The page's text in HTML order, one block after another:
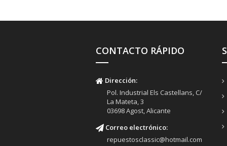
CONTACTO RÁPIDO
Dirección:
Pol. Industrial Els Castellans, C/
La Mateta, 3
03698 Agost, Alicante
Correo electrónico:
repuestosclassic@hotmail.com